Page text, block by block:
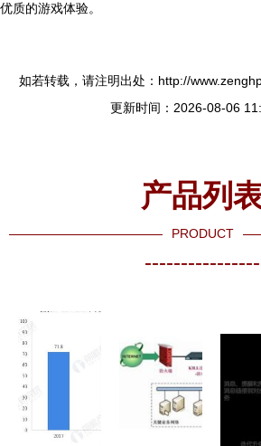
优质的游戏体验。
如若转载，请注明出处：http://
更新时间：2026-08-06
产品列
PRODUCT
----------------